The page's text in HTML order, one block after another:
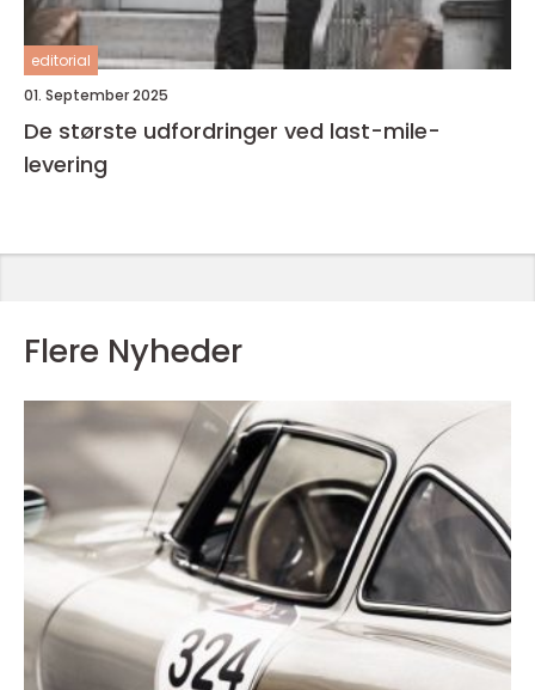
editorial
01. September 2025
De største udfordringer ved last-mile-
levering
Flere Nyheder